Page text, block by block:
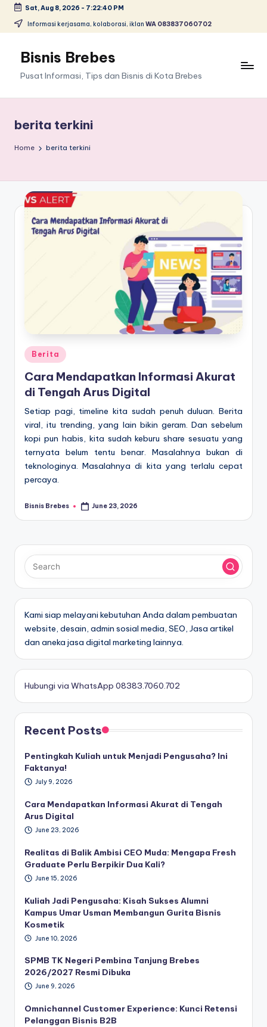
Skip
content
Sat, Aug 8, 2026 - 7:22:40 PM
Informasi kerjasama, kolaborasi, iklan WA 083837060702
Bisnis Brebes
Pusat Informasi, Tips dan Bisnis di Kota Brebes
berita terkini
Home berita terkini
Posted
in
Berita
Cara Mendapatkan Informasi Akurat
di Tengah Arus Digital
Setiap pagi, timeline kita sudah penuh duluan. Berita
viral, itu trending, yang lain bikin geram. Dan sebelum
kopi pun habis, kita sudah keburu share sesuatu yang
ternyata belum tentu benar. Masalahnya bukan di
teknologinya. Masalahnya di kita yang terlalu cepat
percaya.
Posted
Bisnis Brebes June 23, 2026
Kami siap melayani kebutuhan Anda dalam pembuatan
website, desain, admin sosial media, SEO, Jasa artikel
dan aneka jasa digital marketing lainnya.
Hubungi via WhatsApp 08383.7060.702
Recent Posts
Pentingkah Kuliah untuk Menjadi Pengusaha? Ini
Faktanya!
July 9, 2026
Cara Mendapatkan Informasi Akurat di Tengah
Arus Digital
June 23, 2026
Realitas di Balik Ambisi CEO Muda: Mengapa Fresh
Graduate Perlu Berpikir Dua Kali?
June 15, 2026
Kuliah Jadi Pengusaha: Kisah Sukses Alumni
Kampus Umar Usman Membangun Gurita Bisnis
Kosmetik
June 10, 2026
SPMB TK Negeri Pembina Tanjung Brebes
2026/2027 Resmi Dibuka
June 9, 2026
Omnichannel Customer Experience: Kunci Retensi
Pelanggan Bisnis B2B